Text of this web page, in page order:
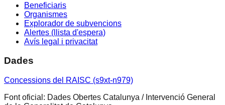
Beneficiaris
Organismes
Explorador de subvencions
Alertes (llista d'espera)
Avís legal i privacitat
Dades
Concessions del RAISC (s9xt-n979)
Font oficial: Dades Obertes Catalunya / Intervenció General